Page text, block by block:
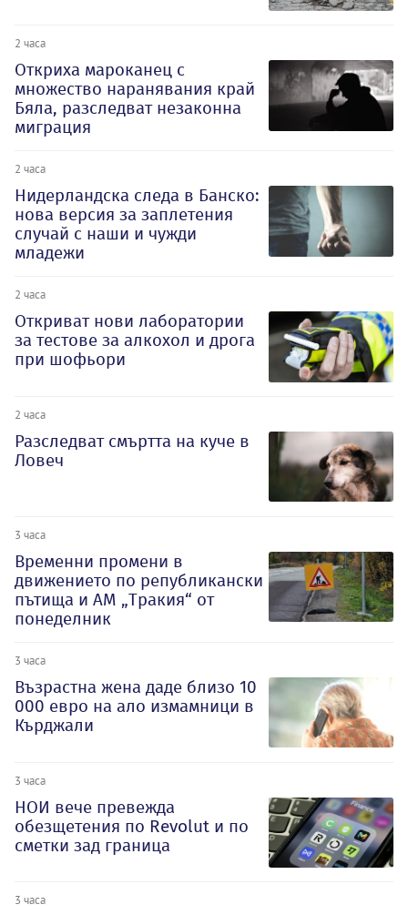
2 часа
Откриха мароканец с
множество наранявания край
Бяла, разследват незаконна
миграция
2 часа
Нидерландска следа в Банско:
нова версия за заплетения
случай с наши и чужди
младежи
2 часа
Откриват нови лаборатории
за тестове за алкохол и дрога
при шофьори
2 часа
Разследват смъртта на куче в
Ловеч
3 часа
Временни промени в
движението по републикански
пътища и АМ „Тракия“ от
понеделник
3 часа
Възрастна жена даде близо 10
000 евро на ало измамници в
Кърджали
3 часа
НОИ вече превежда
обезщетения по Revolut и по
сметки зад граница
3 часа